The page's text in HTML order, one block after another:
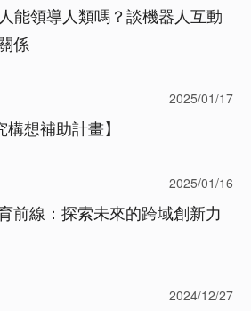
能領導人類嗎？談機器人互動
係
2025/01/17
構想補助計畫】
2025/01/16
前線：探索未來的跨域創新力
2024/12/27